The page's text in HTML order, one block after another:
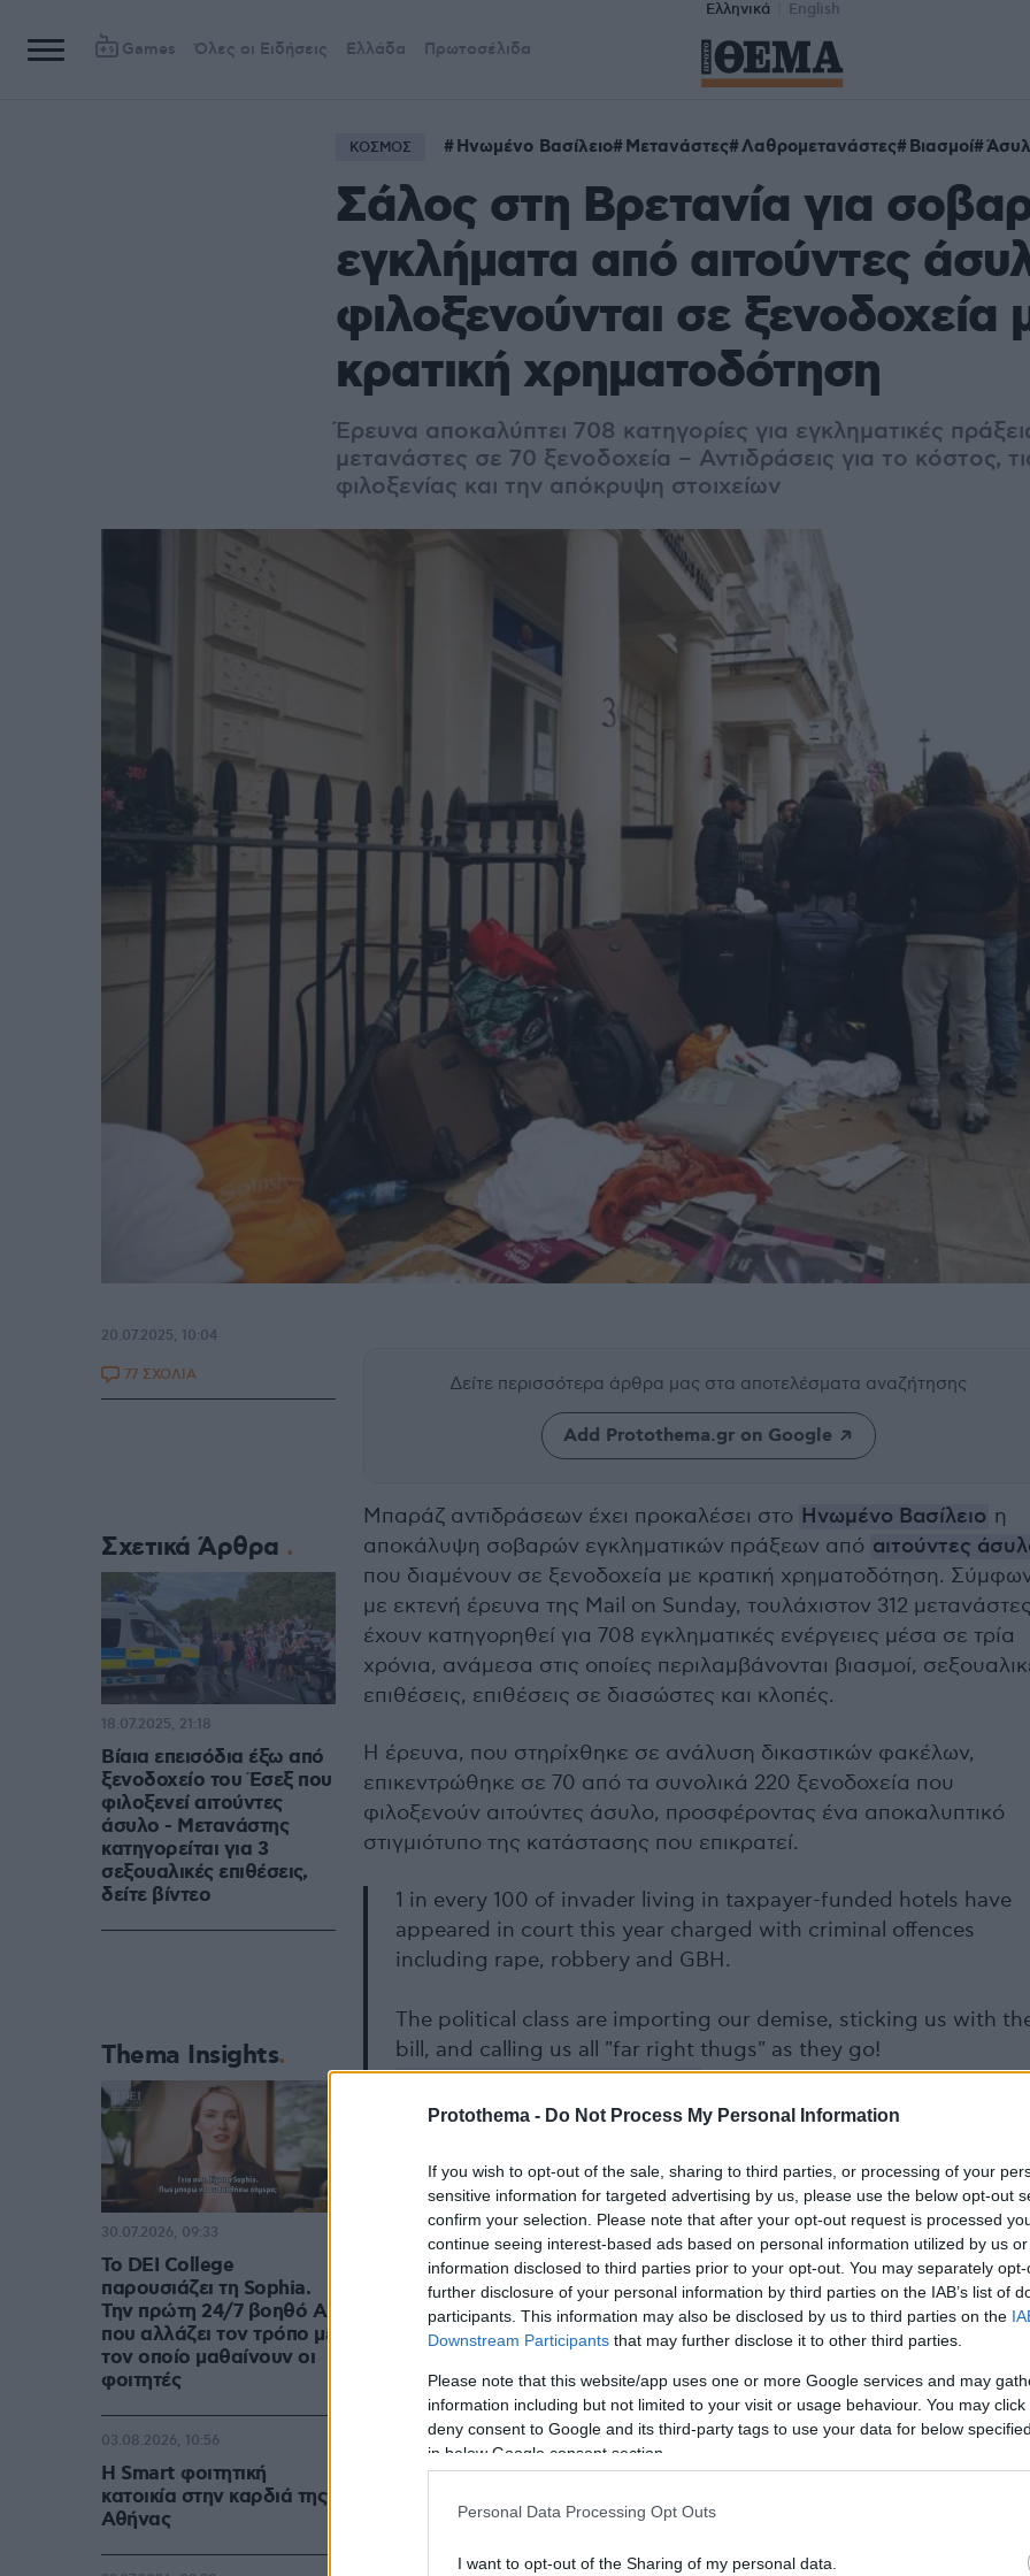
Protothema - Do Not Process My Personal Information
If you wish to opt-out of the sale, sharing to third parties, or processing of your
sensitive information for targeted advertising by us, please use the below opt-out
confirm your selection. Please note that after your opt-out request is processed
continue seeing interest-based ads based on personal information utilized by us
information disclosed to third parties prior to your opt-out. You may separately
further disclosure of your personal information by third parties on the IAB’s list of
participants. This information may also be disclosed by us to third parties on the
Downstream Participants that may further disclose it to other third parties.
Please note that this website/app uses one or more Google services and may
information including but not limited to your visit or usage behaviour. You may
deny consent to Google and its third-party tags to use your data for below
in below Google consent section.
Personal Data Processing Opt Outs
I want to opt-out of the Sharing of my personal data.
Ελληνικά English
Games Όλες οι Ειδήσεις Ελλάδα Πρωτοσέλιδα
ΚΟΣΜΟΣ Ηνωμένο Βασίλειο Μετανάστες Λαθρομετανάστες Βιασμοί
Σάλος στη Βρετανία για
εγκλήματα από αιτούντες
φιλοξενούνται σε ξενοδοχεία
κρατική χρηματοδότηση
Έρευνα αποκαλύπτει 708 κατηγορίες για εγκληματικές
μετανάστες σε 70 ξενοδοχεία – Αντιδράσεις για το κόστος,
φιλοξενίας και την απόκρυψη στοιχείων
Δείτε περισσότερα άρθρα μας στα αποτελέσματα αναζήτησης
Add Protothema.gr on Google
Μπαράζ αντιδράσεων έχει προκαλέσει στο Ηνωμένο Βασίλειο η
αποκάλυψη σοβαρών εγκληματικών πράξεων από αιτούντες
που διαμένουν σε ξενοδοχεία με κρατική χρηματοδότηση.
με εκτενή έρευνα της Mail on Sunday, τουλάχιστον 312 μετανάστες
έχουν κατηγορηθεί για 708 εγκληματικές ενέργειες μέσα σε τρία
χρόνια, ανάμεσα στις οποίες περιλαμβάνονται βιασμοί,
επιθέσεις, επιθέσεις σε διασώστες και κλοπές.
Η έρευνα, που στηρίχθηκε σε ανάλυση δικαστικών φακέλων,
επικεντρώθηκε σε 70 από τα συνολικά 220 ξενοδοχεία που
φιλοξενούν αιτούντες άσυλο, προσφέροντας ένα αποκαλυπτικό
στιγμιότυπο της κατάστασης που επικρατεί.
1 in every 100 of invader living in taxpayer-funded hotels have
appeared in court this year charged with criminal offences
including rape, robbery and GBH.
The political class are importing our demise, sticking us with
bill, and calling us all "far right thugs" as they go!
pic.twitter.com/QMFaqnRmgR
2025
🚨 NEW: At least 312 asylum seekers living in taxpayer-funded
years.
That includes:
- 35 sexual assaults
20.07.2025, 10:04
77 ΣΧΟΛΙΑ
Σχετικά Άρθρα
Βίαια επεισόδια έξω από
ξενοδοχείο του Έσεξ που
φιλοξενεί αιτούντες
άσυλο - Μετανάστης
κατηγορείται για 3
σεξουαλικές επιθέσεις,
δείτε βίντεο
18.07.2025, 21:18
Thema Insights
Το DEI College
παρουσιάζει τη Sophia.
Την πρώτη 24/7 βοηθό AI
που αλλάζει τον τρόπο με
τον οποίο μαθαίνουν οι
φοιτητές
30.07.2026, 09:33
Η Smart φοιτητική
κατοικία στην καρδιά της
Αθήνας
03.08.2026, 10:56